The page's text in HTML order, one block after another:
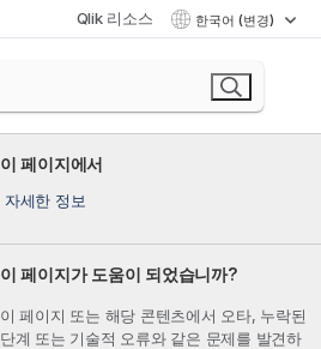
Qlik 리소스 한국어 (변경)
이 페이지에서
자세한 정보
이 페이지가 도움이 되었습니까?
이 페이지 또는 해당 콘텐츠에서 오타, 누락된
단계 또는 기술적 오류와 같은 문제를 발견하